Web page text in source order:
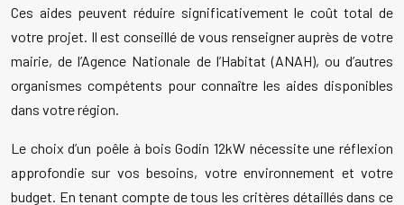
Ces aides peuvent réduire significativement le coût total de
votre projet. Il est conseillé de vous renseigner auprès de votre
mairie, de l’Agence Nationale de l’Habitat (ANAH), ou d’autres
organismes compétents pour connaître les aides disponibles
dans votre région.
Le choix d’un poêle à bois Godin 12kW nécessite une réflexion
approfondie sur vos besoins, votre environnement et votre
budget. En tenant compte de tous les critères détaillés dans ce